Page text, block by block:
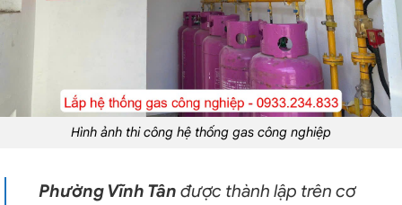
Hình ảnh thi công hệ thống gas công nghiệp
Phường Vĩnh Tân được thành lập trên cơ